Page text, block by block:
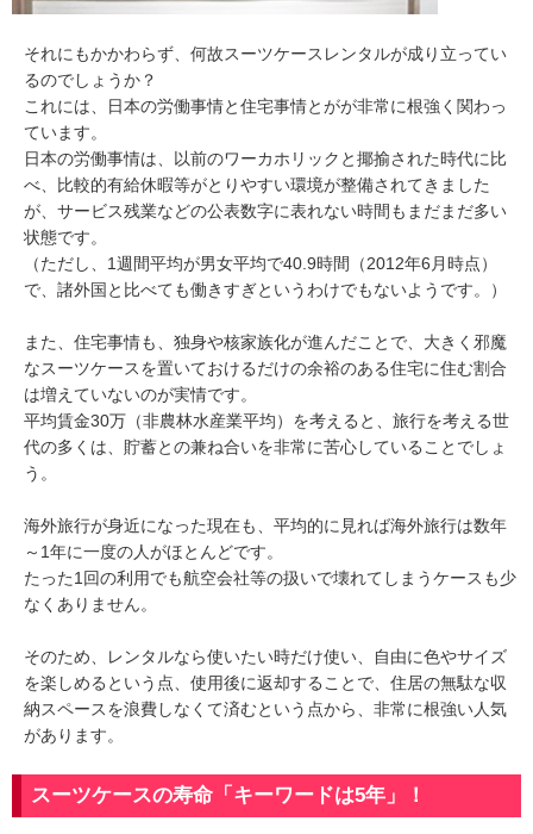
それにもかかわらず、何故スーツケースレンタルが成り立ってい
るのでしょうか？
これには、日本の労働事情と住宅事情とがが非常に根強く関わっ
ています。
日本の労働事情は、以前のワーカホリックと揶揄された時代に比
べ、比較的有給休暇等がとりやすい環境が整備されてきました
が、サービス残業などの公表数字に表れない時間もまだまだ多い
状態です。
（ただし、1週間平均が男女平均で40.9時間（2012年6月時点）
で、諸外国と比べても働きすぎというわけでもないようです。）
また、住宅事情も、独身や核家族化が進んだことで、大きく邪魔
なスーツケースを置いておけるだけの余裕のある住宅に住む割合
は増えていないのが実情です。
平均賃金30万（非農林水産業平均）を考えると、旅行を考える世
代の多くは、貯蓄との兼ね合いを非常に苦心していることでしょ
う。
海外旅行が身近になった現在も、平均的に見れば海外旅行は数年
～1年に一度の人がほとんどです。
たった1回の利用でも航空会社等の扱いで壊れてしまうケースも少
なくありません。
そのため、レンタルなら使いたい時だけ使い、自由に色やサイズ
を楽しめるという点、使用後に返却することで、住居の無駄な収
納スペースを浪費しなくて済むという点から、非常に根強い人気
があります。
スーツケースの寿命「キーワードは5年」！